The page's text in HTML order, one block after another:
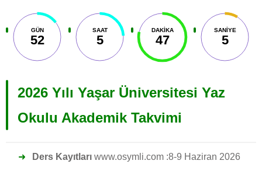
GÜN
52
SAAT
5
DAKIKA
47
SANIYE
6
2026 Yılı Yaşar Üniversitesi Yaz
Okulu Akademik Takvimi
Ders Kayıtları www.osymli.com :8-9 Haziran 2026